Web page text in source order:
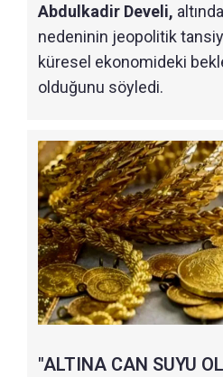
Abdulkadir Develi,
nedeninin jeopolitik
küresel ekonomideki
olduğunu söyledi.
"ALTINA CAN SUYU